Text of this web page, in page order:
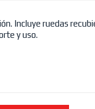
Incluye ruedas
y uso.